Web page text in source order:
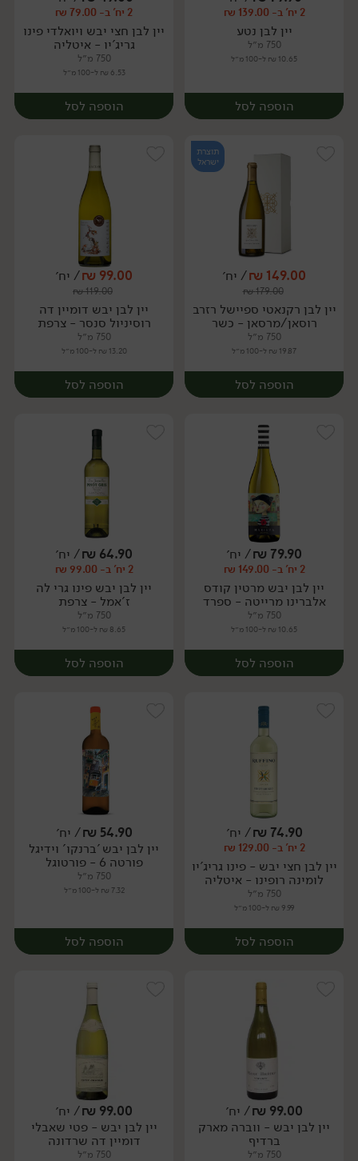
יח׳ יח׳ 2 יח' ב- 139.00 ₪
יין לבן נטע
750 מ״ל
10.65 ₪ ל-100 מ״ל
הוספה לסל
יח׳
2 יח' ב- 79.00 ₪
יין לבן חצי יבש ויואלדי פינו
גריג'יו - איטליה
750 מ״ל
6.53 ₪ ל-100 מ״ל
הוספה לסל
יח׳
תוצרת
ישראל
149.00
₪/ יח׳
179.00
₪
יין לבן רקנאטי ספיישל רזרב
רוסאן/מרסאן - כשר
750 מ״ל
19.87 ₪ ל-100 מ״ל
הוספה לסל
יח׳
99.00
₪/ יח׳
119.00
₪
יין לבן יבש דומיין דה
רוסיניול סנסר - צרפת
750 מ״ל
13.20 ₪ ל-100 מ״ל
הוספה לסל
יח׳
79.90
₪/ יח׳
2 יח' ב- 149.00 ₪
יין לבן יבש מרטין קודס
אלברינו מרייטה - ספרד
750 מ״ל
10.65 ₪ ל-100 מ״ל
הוספה לסל
יח׳
64.90
₪/ יח׳
2 יח' ב- 99.00 ₪
יין לבן יבש פינו גרי לה
ז'אמל - צרפת
750 מ״ל
8.65 ₪ ל-100 מ״ל
הוספה לסל
יח׳
74.90
₪/ יח׳
2 יח' ב- 129.00 ₪
יין לבן חצי יבש - פינו גריג'יו
לומינה רופינו - איטליה
750 מ״ל
9.99 ₪ ל-100 מ״ל
הוספה לסל
יח׳
54.90
₪/ יח׳
יין לבן יבש 'ברנקו' וידיגל
פורטה 6 - פורטוגל
750 מ״ל
7.32 ₪ ל-100 מ״ל
הוספה לסל
יח׳
99.00
₪/ יח׳
יין לבן יבש - ווברה מארק
ברדיף
750 מ״ל
99.00
₪/ יח׳
יין לבן יבש - פטי שאבלי
דומיין דה שרדונה
750 מ״ל